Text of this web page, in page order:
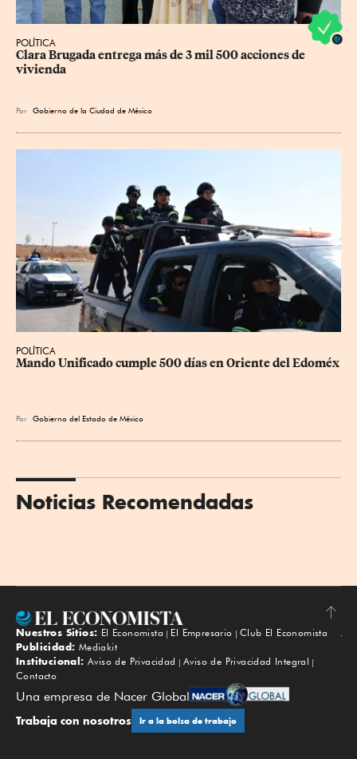
POLÍTICA
Clara Brugada entrega más de 3 mil 500 acciones de
vivienda
Por Gobierno de la Ciudad de México
POLÍTICA
Mando Unificado cumple 500 días en Oriente del Edoméx
Por Gobierno del Estado de México
Noticias Recomendadas
Subir
Nuestros Sitios: El Economista El Empresario
Club El Economista
Publicidad: Mediakit
Institucional: Aviso de Privacidad
Aviso de Privacidad Integral
Contacto
Una empresa de Nacer Global
Trabaja con nosotros Ir a la bolsa de trabajo